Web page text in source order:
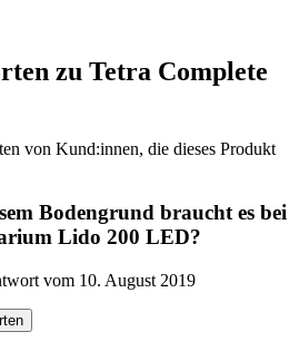
zu Tetra Complete
von Kund:innen, die dieses Produkt
Bodengrund braucht es bei
Lido 200 LED?
vom 10. August 2019